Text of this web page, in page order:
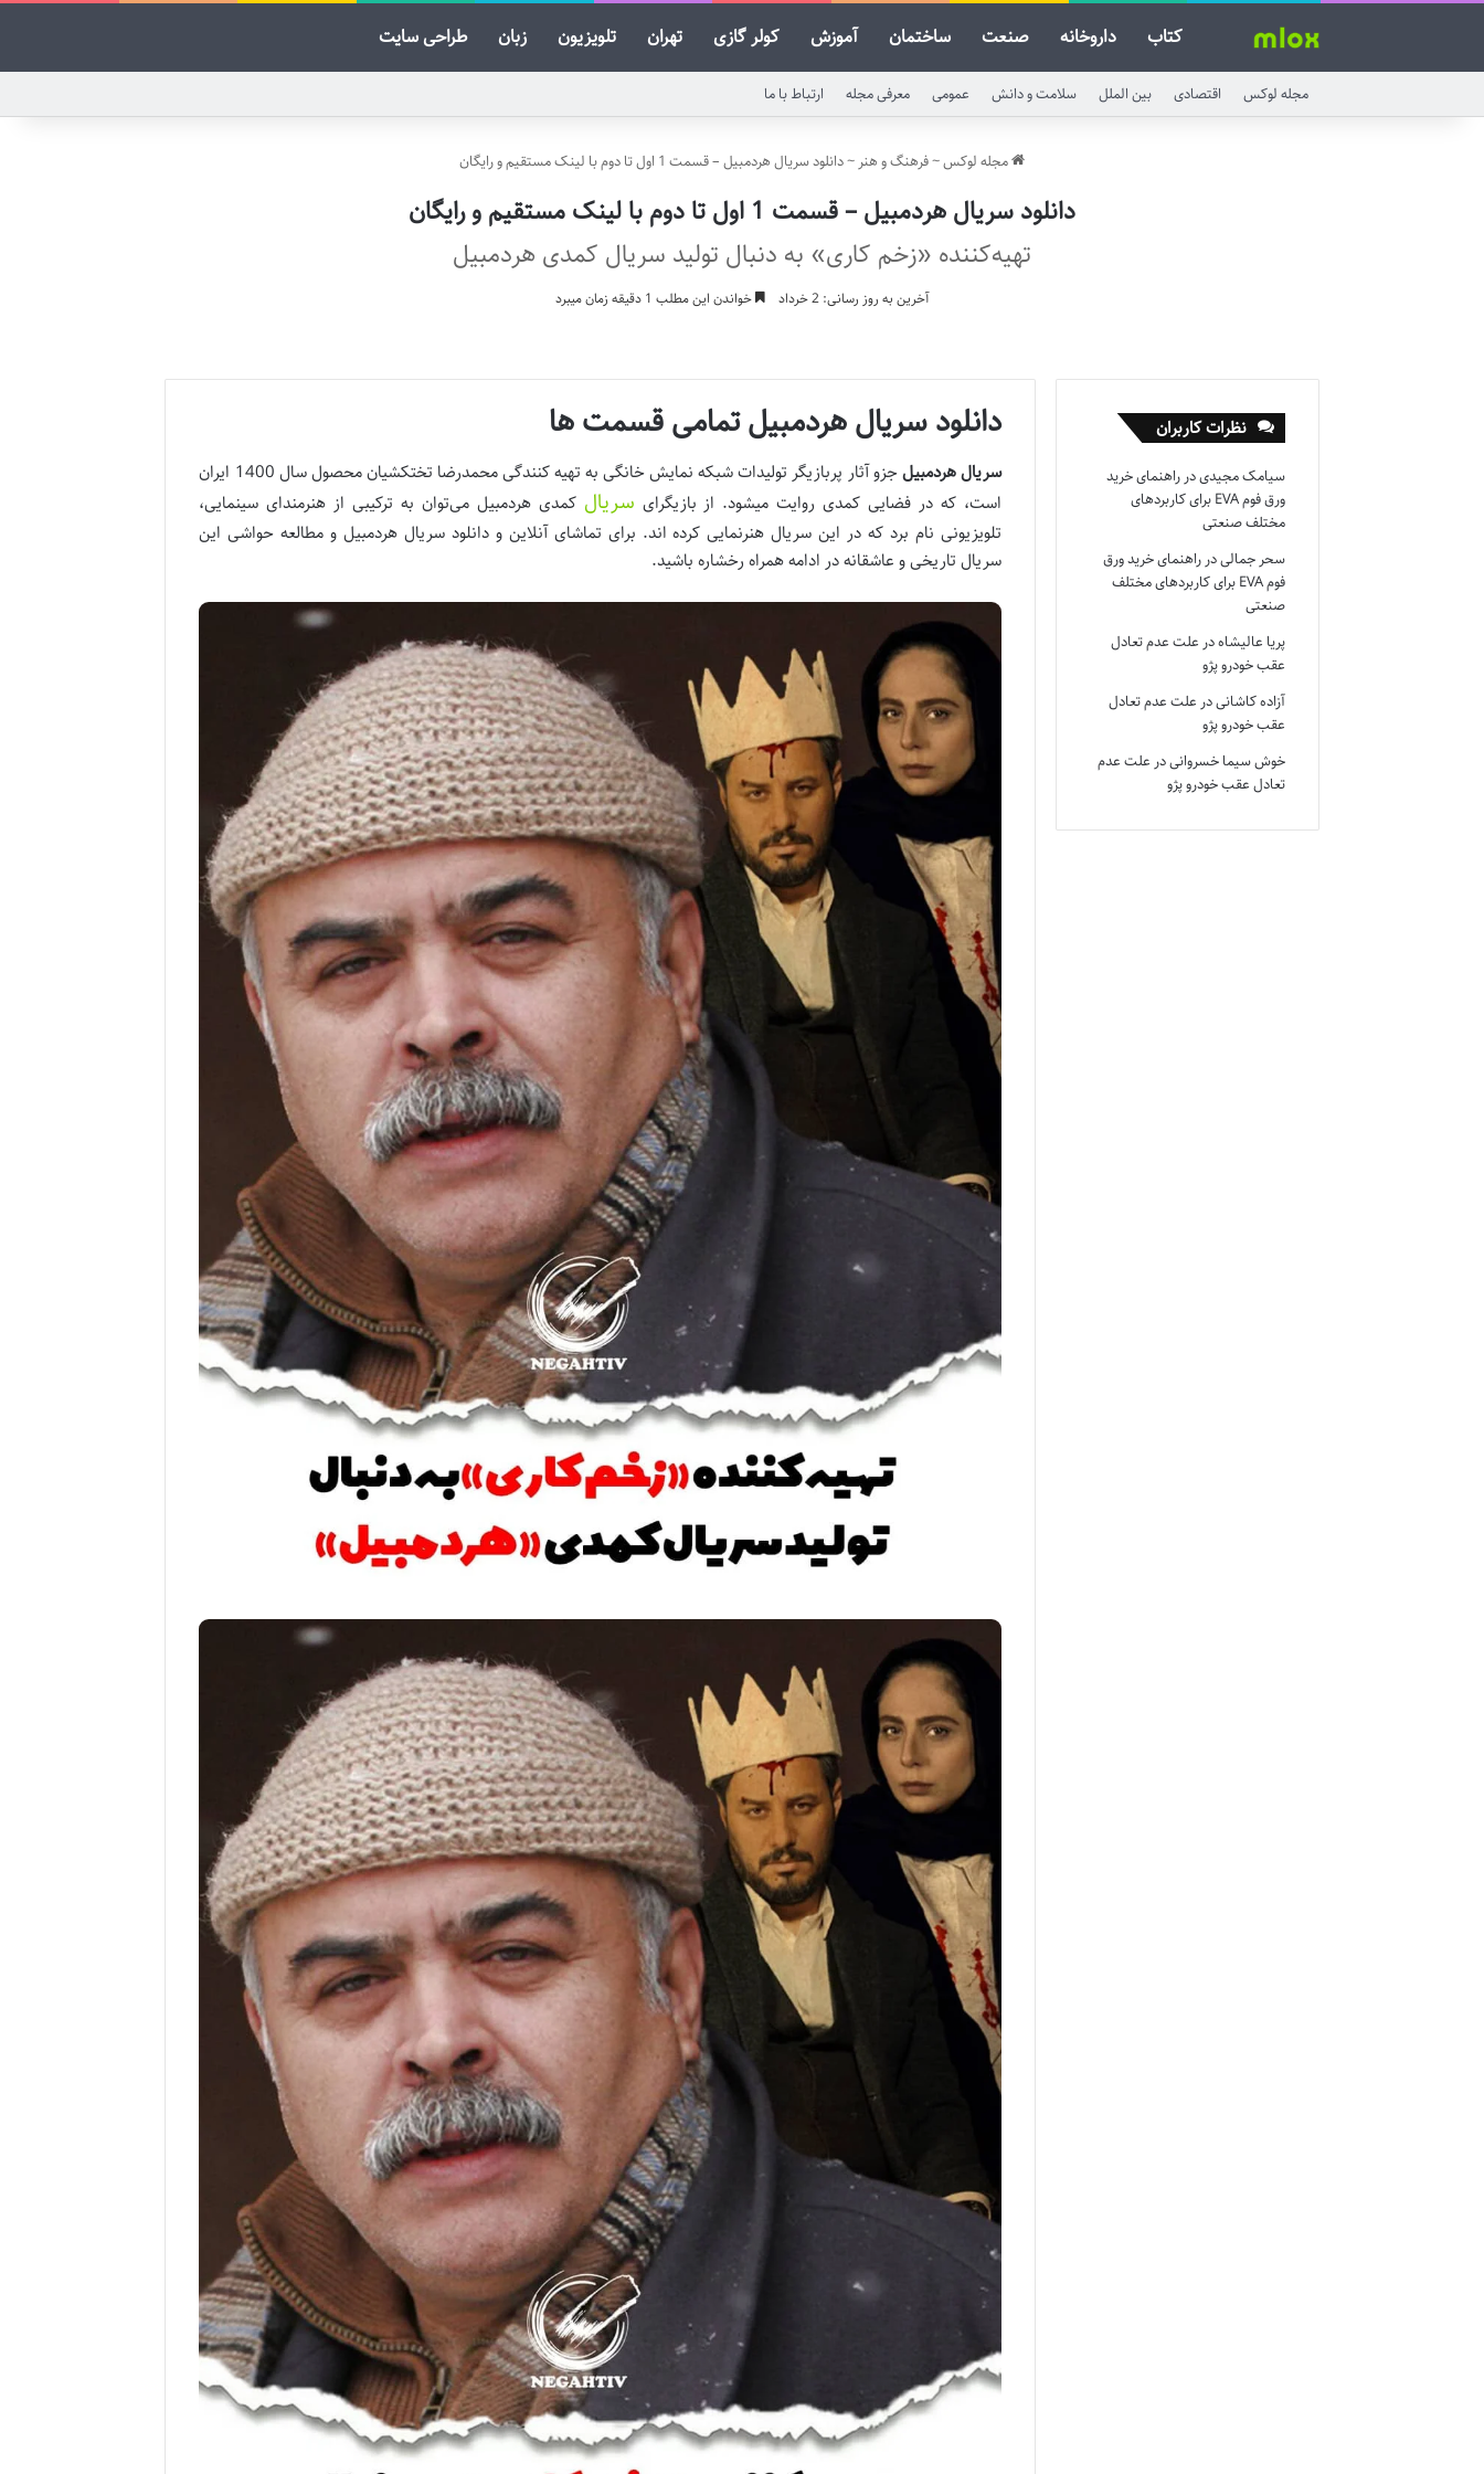
کتاب داروخانه صنعت ساختمان آموزش کولر گازی تهران تلویزیون زبان طراحی سایت
مجله لوکس اقتصادی بین الملل سلامت و دانش عمومی معرفی مجله ارتباط با ما
مجله لوکس~فرهنگ و هنر ~دانلود سریال هردمبیل – قسمت 1 اول تا دوم با لینک مستقیم و رایگان
دانلود سریال هردمبیل – قسمت 1 اول تا دوم با لینک مستقیم و رایگان
تهیه‌کننده «زخم کاری» به‌ دنبال تولید سریال کمدی هردمبیل
آخرین به روز رسانی: 2 خرداد خواندن این مطلب 1 دقیقه زمان میبرد
دانلود سریال هردمبیل تمامی قسمت ها
سریال هردمبیل
جزو آثار پربازیگر تولیدات شبکه نمایش خانگی به تهیه کنندگی محمدرضا تختکشیان محصول سال 1400 ایران
است، که در فضایی کمدی روایت میشود. از بازیگرای سریال کمدی هردمبیل می‌توان به ترکیبی از هنرمندای سینمایی،
تلویزیونی نام برد که در این سریال هنرنمایی کرده اند. برای تماشای آنلاین و دانلود سریال هردمبیل و مطالعه حواشی این
سریال تاریخی و عاشقانه در ادامه همراه رخشاره باشید.
نظرات کاربران
سیامک مجیدیدرراهنمای خرید
ورق فوم EVA برای کاربردهای
مختلف صنعتی
سحر جمالیدرراهنمای خرید ورق
فوم EVA برای کاربردهای مختلف
صنعتی
پریا عالیشاهدر علت عدم تعادل
عقب خودرو پژو
آزاده کاشانیدر علت عدم تعادل
عقب خودرو پژو
خوش سیما خسروانیدر علت عدم
تعادل عقب خودرو پژو